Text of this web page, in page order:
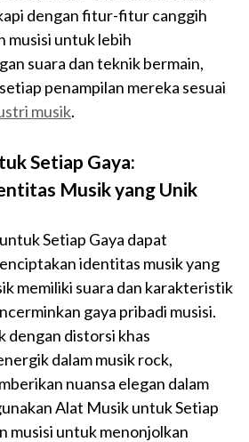
dengan fitur-fitur canggih
musisi untuk lebih
suara dan teknik bermain,
penampilan mereka sesuai
musik.
Setiap Gaya:
Musik yang Unik
Setiap Gaya dapat
identitas musik yang
memiliki suara dan karakteristik
gaya pribadi musisi.
dengan distorsi khas
dalam musik rock,
nuansa elegan dalam
Alat Musik untuk Setiap
musisi untuk menonjolkan